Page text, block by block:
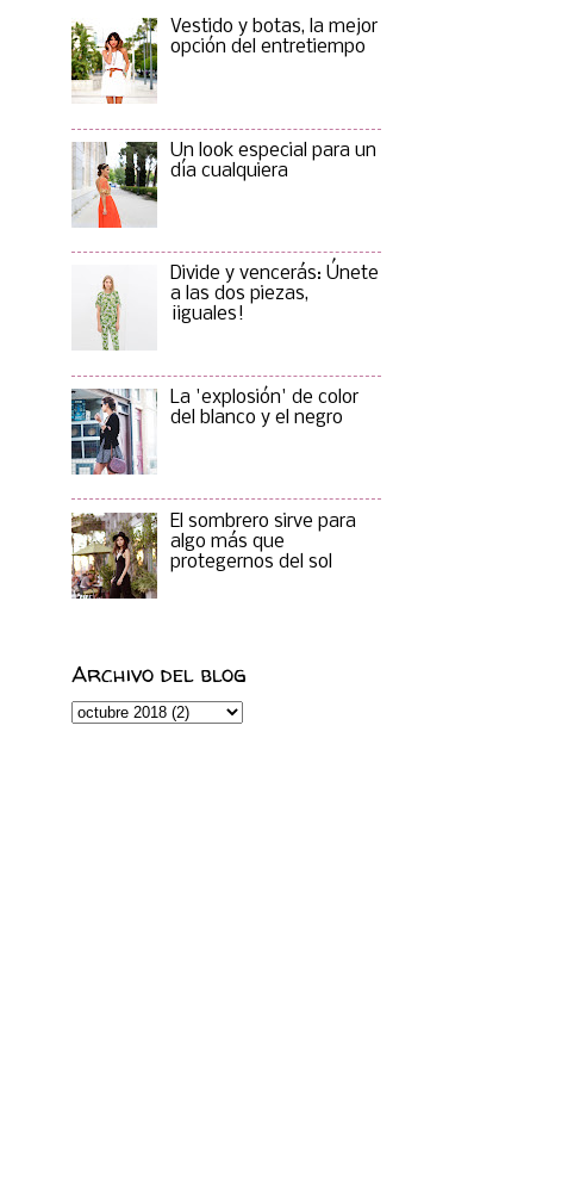
Vestido y botas, la mejor
opción del entretiempo
Un look especial para un
día cualquiera
Divide y vencerás: Únete
a las dos piezas,
¡iguales!
La 'explosión' de color
del blanco y el negro
El sombrero sirve para
algo más que
protegernos del sol
Archivo del blog